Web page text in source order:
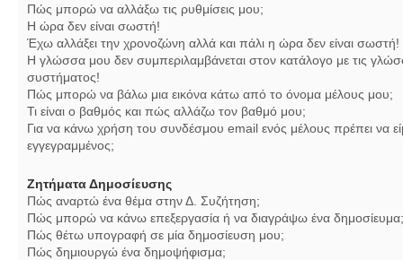
Πώς μπορώ να αλλάξω τις ρυθμίσεις μου;
Η ώρα δεν είναι σωστή!
Έχω αλλάξει την χρονοζώνη αλλά και πάλι η ώρα δεν είναι σωστή!
Η γλώσσα μου δεν συμπεριλαμβάνεται στον κατάλογο με τις
συστήματος!
Πώς μπορώ να βάλω μια εικόνα κάτω από το όνομα μέλους μου;
Τι είναι ο βαθμός και πώς αλλάζω τον βαθμό μου;
Για να κάνω χρήση του συνδέσμου email ενός μέλους πρέπει να
εγγεγραμμένος;
Ζητήματα Δημοσίευσης
Πώς αναρτώ ένα θέμα στην Δ. Συζήτηση;
Πώς μπορώ να κάνω επεξεργασία ή να διαγράψω ένα δημοσίευμα;
Πώς θέτω υπογραφή σε μία δημοσίευση μου;
Πώς δημιουργώ ένα δημοψήφισμα;